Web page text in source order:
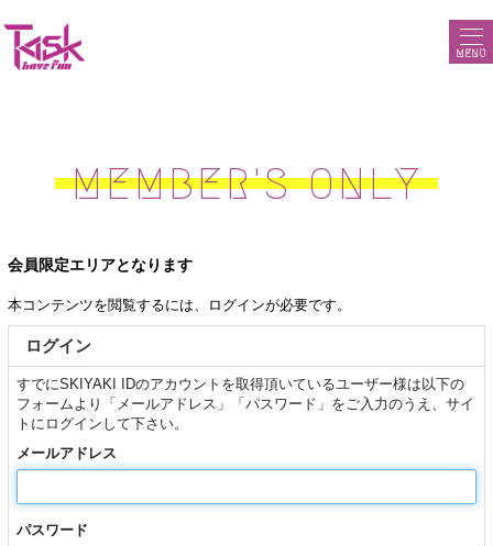
MENU
MEMBER'S ONLY
会員限定エリアとなります
本コンテンツを閲覧するには、ログインが必要です。
ログイン
すでにSKIYAKI IDのアカウントを取得頂いているユーザー様は以下の
フォームより「メールアドレス」「パスワード」をご入力のうえ、サイ
トにログインして下さい。
メールアドレス
パスワード